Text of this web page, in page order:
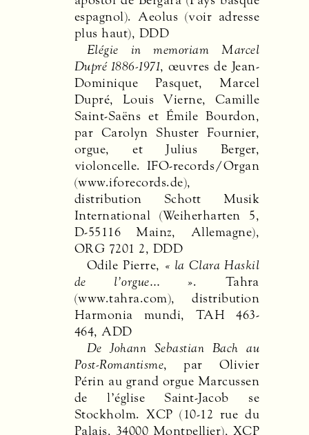
espagnol). Aeolus (voir adresse
plus haut), DDD
Elégie in memoriam Marcel
Dupré 1886-1971, œuvres de Jean-
Dominique Pasquet, Marcel
Dupré, Louis Vierne, Camille
Saint-Saëns et Émile Bourdon,
par Carolyn Shuster Fournier,
orgue, et Julius Berger,
violoncelle. IFO-records/Organ
(www.iforecords.de),
distribution Schott Musik
International (Weiherharten 5,
D-55116 Mainz, Allemagne),
ORG 7201 2, DDD
Odile Pierre, « la Clara Haskil
de l’orgue… ». Tahra
(www.tahra.com), distribution
Harmonia mundi, TAH 463-
464,ADD
De Johann Sebastian Bach au
Post-Romantisme, par Olivier
Périn au grand orgue Marcussen
de l’église Saint-Jacob se
Stockholm.XCP (10-12 rue du
Palais, 34000 Montpellier), XCP